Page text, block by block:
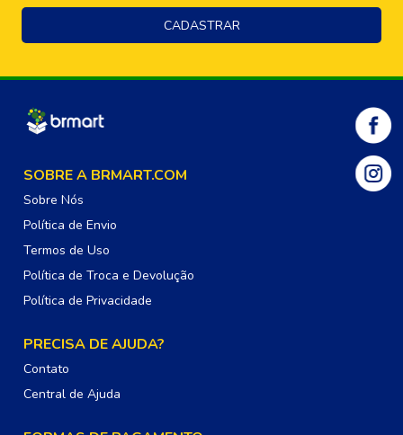
SOBRE A BRMART.COM
Sobre Nós
Política de Envio
Termos de Uso
Política de Troca e Devolução
Política de Privacidade
PRECISA DE AJUDA?
Contato
Central de Ajuda